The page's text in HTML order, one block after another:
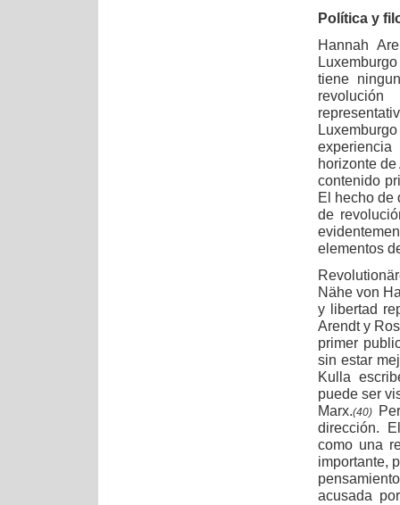
Política y
Hannah
tiene
horizonte
contenido
El hecho de
de
elementos
Nähe von
y libertad
Arendt y
primer
sin estar
Kulla
puede ser
Marx.(40)
dirección.
como una
importante,
acusada